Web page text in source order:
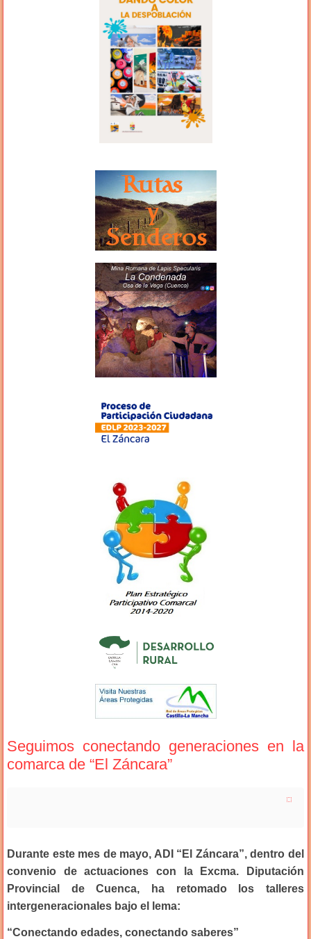
Seguimos conectando generaciones en la
comarca de “El Záncara”
Durante este mes de mayo, ADI “El Záncara”, dentro del
convenio de actuaciones con la Excma. Diputación
Provincial de Cuenca, ha retomado los talleres
intergeneracionales bajo el lema:
“Conectando edades, conectando saberes”